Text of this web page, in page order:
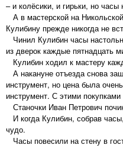
– и колёсики, и гирьки, но
А в мастерской на
Кулибину прежде никогда не
Чинил Кулибин часы
из дверок каждые пятнадцать
Кулибин ходил к мастеру
А накануне отъезда снова
инструмент, но цена была
инструмент. С этими
Станочки Иван Петрович
И когда Кулибин, собрав
чудо.
Часы повесили на стену в